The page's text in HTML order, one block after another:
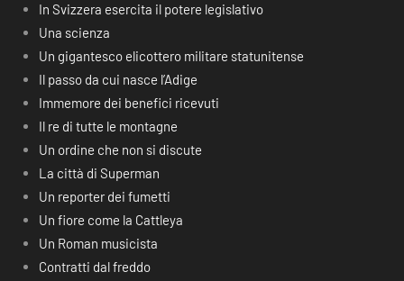
In Svizzera esercita il potere legislativo
Una scienza
Un gigantesco elicottero militare statunitense
Il passo da cui nasce l’Adige
Immemore dei benefici ricevuti
Il re di tutte le montagne
Un ordine che non si discute
La città di Superman
Un reporter dei fumetti
Un fiore come la Cattleya
Un Roman musicista
Contratti dal freddo